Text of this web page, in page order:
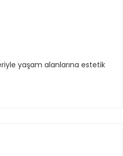
yaşam alanlarına estetik